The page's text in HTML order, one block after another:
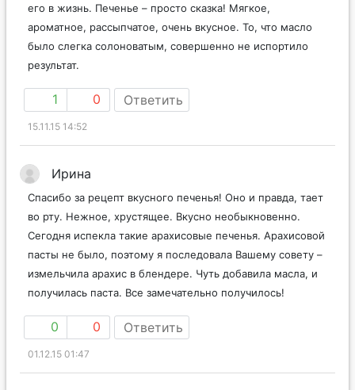
его в жизнь. Печенье – просто сказка! Мягкое,
ароматное, рассыпчатое, очень вкусное. То, что масло
было слегка солоноватым, совершенно не испортило
результат.
1 0 Ответить
15.11.15 14:52
Ирина
Спасибо за рецепт вкусного печенья! Оно и правда, тает
во рту. Нежное, хрустящее. Вкусно необыкновенно.
Сегодня испекла такие арахисовые печенья. Арахисовой
пасты не было, поэтому я последовала Вашему совету –
измельчила арахис в блендере. Чуть добавила масла, и
получилась паста. Все замечательно получилось!
0 0 Ответить
01.12.15 01:47